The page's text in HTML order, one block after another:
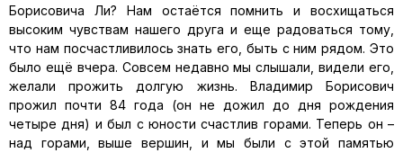
Борисовича Ли? Нам остаётся помнить и восхищаться
высоким чувствам нашего друга и еще радоваться тому,
что нам посчастливилось знать его, быть с ним рядом. Это
было ещё вчера. Совсем недавно мы слышали, видели его,
желали прожить долгую жизнь. Владимир Борисович
прожил почти 84 года (он не дожил до дня рождения
четыре дня) и был с юности счастлив горами. Теперь он –
над горами, выше вершин, и мы были с этой памятью